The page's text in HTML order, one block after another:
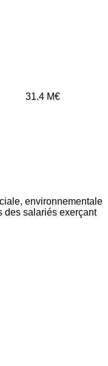
31.4 M€
environnementale
des salariés exerçant